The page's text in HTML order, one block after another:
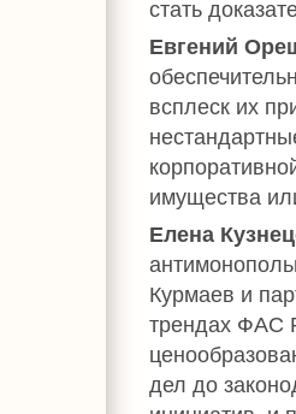
стать
Евгений
всплеск их
имущества
Елена
Курмаев и
трендах ФАС
дел до